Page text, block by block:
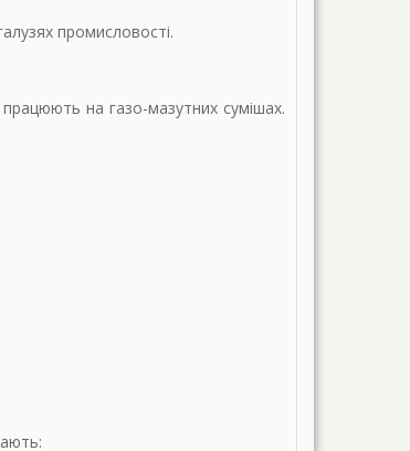
промисловості.
на газо-мазутних сумішах.